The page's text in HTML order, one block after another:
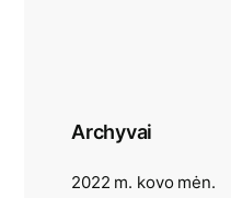
Archyvai
2022 m. kovo mėn.